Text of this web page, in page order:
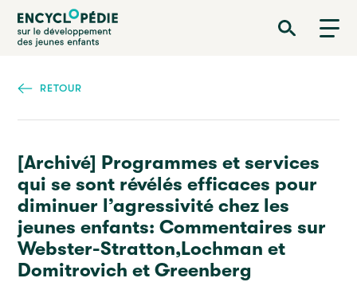
Aller
contenu
Encyclopédie sur le développement des jeunes enfants
RETOUR
[Archivé] Programmes et services
qui se sont révélés efficaces pour
diminuer l’agressivité chez les
jeunes enfants: Commentaires sur
Webster-Stratton,Lochman et
Domitrovich et Greenberg